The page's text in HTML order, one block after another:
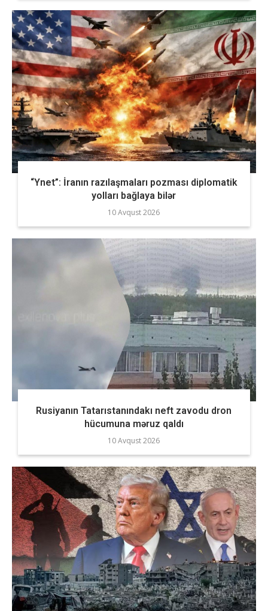
“Ynet”: İranın razılaşmaları pozması diplomatik
yolları bağlaya bilər
10 Avqust 2026
Rusiyanın Tatarıstanındakı neft zavodu dron
hücumuna məruz qaldı
10 Avqust 2026